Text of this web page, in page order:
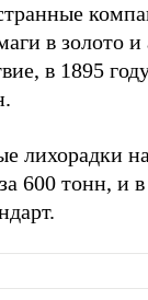
в золото
в 1895
лихорадки
за 600 тонн,